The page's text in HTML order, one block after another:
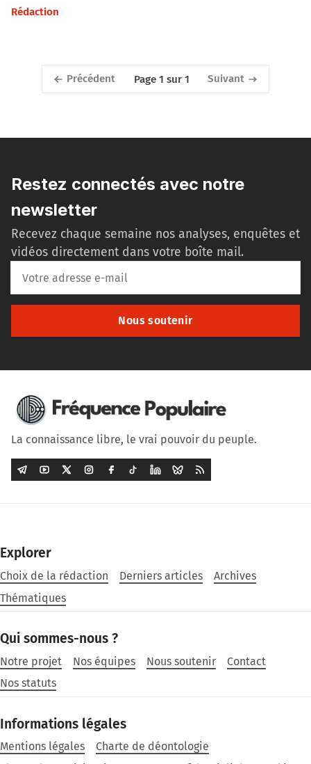
Rédaction
Précédent Page 1 sur 1 Suivant
Restez connectés avec notre
newsletter
Recevez chaque semaine nos analyses, enquêtes et
vidéos directement dans votre boîte mail.
Nous soutenir
La connaissance libre, le vrai pouvoir du peuple.
Explorer
Choix de la rédaction Derniers articles
Archives
Thématiques
Qui sommes-nous ?
Notre projet Nos équipes Nous soutenir
Contact
Nos statuts
Informations légales
Mentions légales
Charte de déontologie